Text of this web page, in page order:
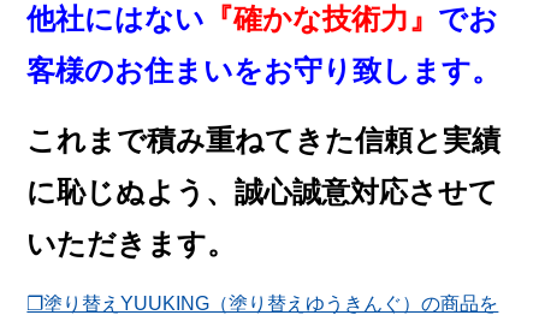
他社にはない 『確かな技術力』 でお
客様のお住まいをお守り致します。
これまで積み重ねてきた信頼と実績
に恥じぬよう、誠心誠意対応させて
いただきます。
❐塗り替えYUUKING（塗り替えゆうきんぐ）の商品を